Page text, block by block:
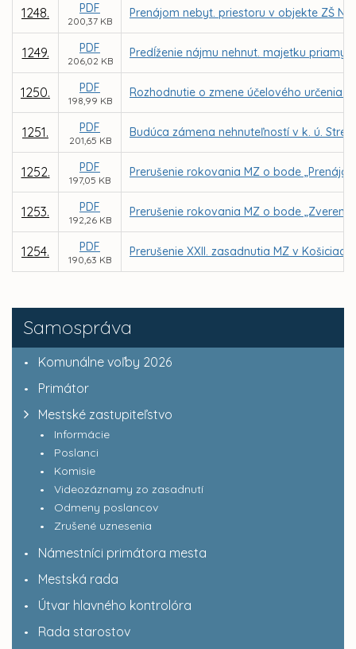
Samospráva
Komunálne voľby 2026
Primátor
Mestské zastupiteľstvo
Informácie
Poslanci
Komisie
Videozáznamy zo zasadnutí
Odmeny poslancov
Zrušené uznesenia
Námestníci primátora mesta
Mestská rada
Útvar hlavného kontrolóra
Rada starostov
1248. PDF
200,37 KB
Prenájom nebyt. priestoru v objekte ZŠ
1249. PDF
206,02 KB
Predĺženie nájmu nehnut. majetku
1250. PDF
198,99 KB
Rozhodnutie o zmene účelového určenia
1251. PDF
201,65 KB
Budúca zámena nehnuteľností v k. ú.
1252. PDF
197,05 KB
Prerušenie rokovania MZ o bode
1253. PDF
192,26 KB
Prerušenie rokovania MZ o bode
1254. PDF
190,63 KB
Prerušenie XXII. zasadnutia MZ v Košiciach